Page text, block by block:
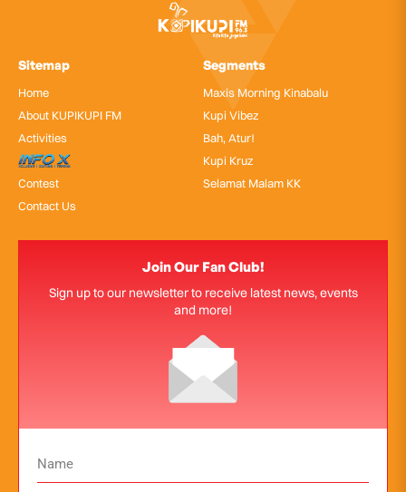
Sitemap
Home
About KUPIKUPI FM
Activities
InfoX
Contest
Contact Us
Segments
Maxis Morning Kinabalu
Kupi Vibez
Bah, Atur!
Kupi Kruz
Selamat Malam KK
Join Our Fan Club!
Sign up to our newsletter to receive latest news, events
and more!